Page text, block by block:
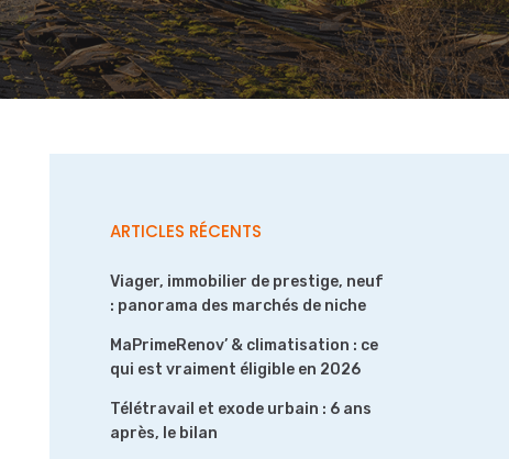
ARTICLES RÉCENTS
Viager, immobilier de prestige, neuf
: panorama des marchés de niche
MaPrimeRenov’ & climatisation : ce
qui est vraiment éligible en 2026
Télétravail et exode urbain : 6 ans
après, le bilan